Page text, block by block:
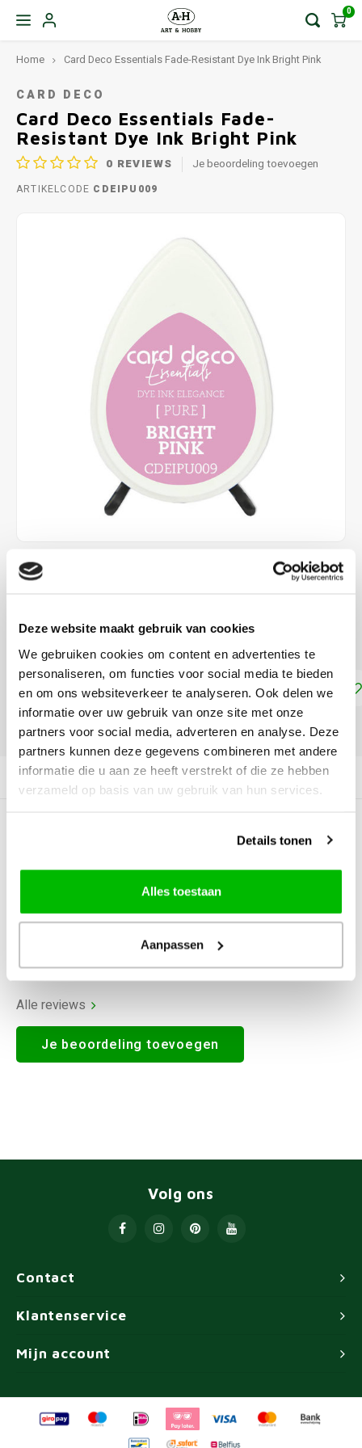
Deze website maakt gebruik van cookies
We gebruiken cookies om content en advertenties te
personaliseren, om functies voor social media te bieden
en om ons websiteverkeer te analyseren. Ook delen we
informatie over uw gebruik van onze site met onze
partners voor social media, adverteren en analyse. Deze
partners kunnen deze gegevens combineren met andere
informatie die u aan ze heeft verstrekt of die ze hebben
verzameld op basis van uw gebruik van hun services.
Details tonen
Alles toestaan
Aanpassen
0
Home Card Deco Essentials Fade-Resistant Dye Ink Bright Pink
CARD DECO
Card Deco Essentials Fade-
Resistant Dye Ink Bright Pink
0 REVIEWS Je beoordeling toevoegen
ARTIKELCODE CDEIPU009
€1,75
Lees meer
Toevoegen aan winkelwagen
DELEN:
Productomschrijving
0Reviews
Alle reviews
Je beoordeling toevoegen
Contact
Volg ons
Klantenservice
Mijn account